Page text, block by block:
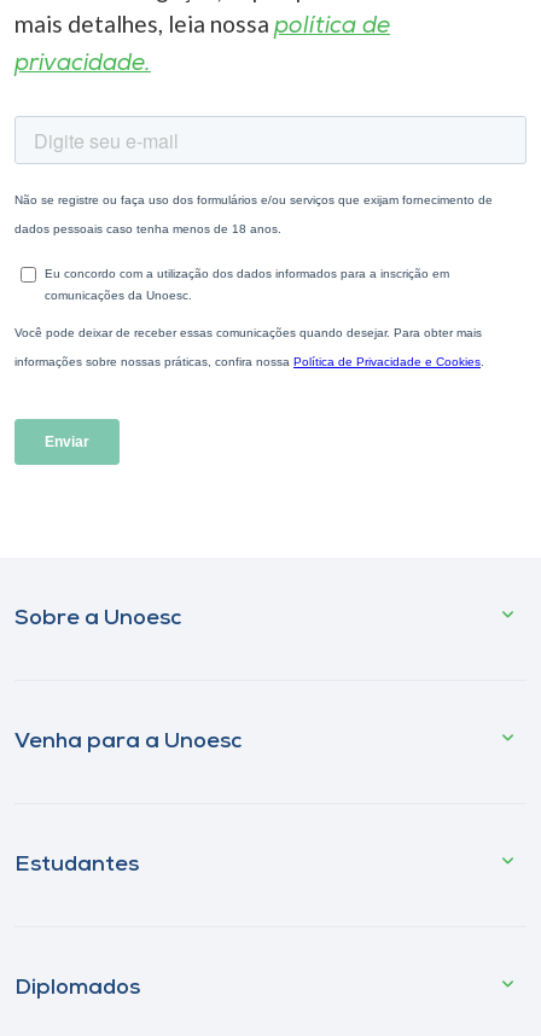
mais detalhes, leia nossa política de
privacidade.
Sobre a Unoesc
Venha para a Unoesc
Estudantes
Diplomados